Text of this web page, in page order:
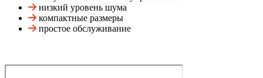
низкий уровень шума
компактные размеры
простое обслуживание